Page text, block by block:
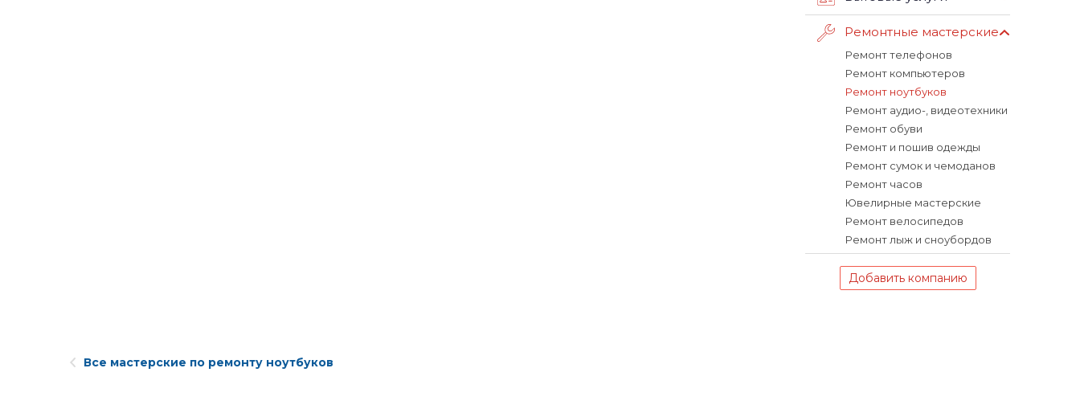
Ремонтные мастерские
Ремонт телефонов
Ремонт компьютеров
Ремонт ноутбуков
Ремонт аудио-, видеотехники
Ремонт обуви
Ремонт и пошив одежды
Ремонт сумок и чемоданов
Ремонт часов
Ювелирные мастерские
Ремонт велосипедов
Ремонт лыж и сноубордов
Добавить компанию
Все мастерские по ремонту ноутбуков